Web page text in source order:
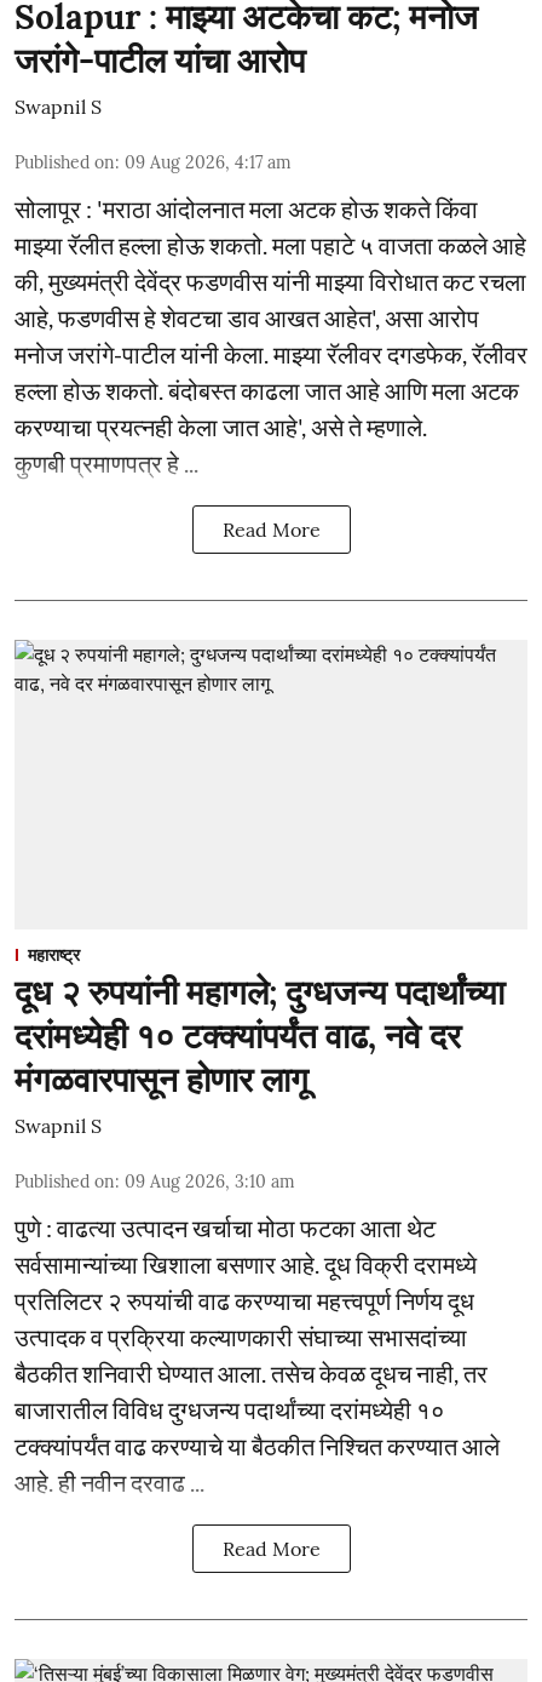
Solapur : माझ्या अटकेचा कट; मनोज
जरांगे-पाटील यांचा आरोप
Swapnil S
Published on: 09 Aug 2026, 4:17 am
सोलापूर : 'मराठा आंदोलनात मला अटक होऊ शकते किंवा
माझ्या रॅलीत हल्ला होऊ शकतो. मला पहाटे ५ वाजता कळले आहे
की, मुख्यमंत्री देवेंद्र फडणवीस यांनी माझ्या विरोधात कट रचला
आहे, फडणवीस हे शेवटचा डाव आखत आहेत', असा आरोप
मनोज जरांगे-पाटील यांनी केला. माझ्या रॅलीवर दगडफेक, रॅलीवर
हल्ला होऊ शकतो. बंदोबस्त काढला जात आहे आणि मला अटक
करण्याचा प्रयत्नही केला जात आहे', असे ते म्हणाले.
कुणबी प्रमाणपत्र हे ...
Read More
महाराष्ट्र
दूध २ रुपयांनी महागले; दुग्धजन्य पदार्थांच्या
दरांमध्येही १० टक्क्यांपर्यंत वाढ, नवे दर
मंगळवारपासून होणार लागू
Swapnil S
Published on: 09 Aug 2026, 3:10 am
पुणे : वाढत्या उत्पादन खर्चाचा मोठा फटका आता थेट
सर्वसामान्यांच्या खिशाला बसणार आहे. दूध विक्री दरामध्ये
प्रतिलिटर २ रुपयांची वाढ करण्याचा महत्त्वपूर्ण निर्णय दूध
उत्पादक व प्रक्रिया कल्याणकारी संघाच्या सभासदांच्या
बैठकीत शनिवारी घेण्यात आला. तसेच केवळ दूधच नाही, तर
बाजारातील विविध दुग्धजन्य पदार्थांच्या दरांमध्येही १०
टक्क्यांपर्यंत वाढ करण्याचे या बैठकीत निश्चित करण्यात आले
आहे. ही नवीन दरवाढ ...
Read More